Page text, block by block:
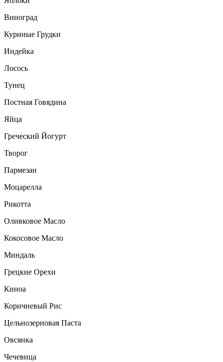
Виноград
Куриные Грудки
Индейка
Лосось
Тунец
Постная Говядина
Яйца
Греческий Йогурт
Творог
Пармезан
Моцарелла
Рикотта
Оливковое Масло
Кокосовое Масло
Миндаль
Грецкие Орехи
Киноа
Коричневый Рис
Цельнозерновая Паста
Овсянка
Чечевица